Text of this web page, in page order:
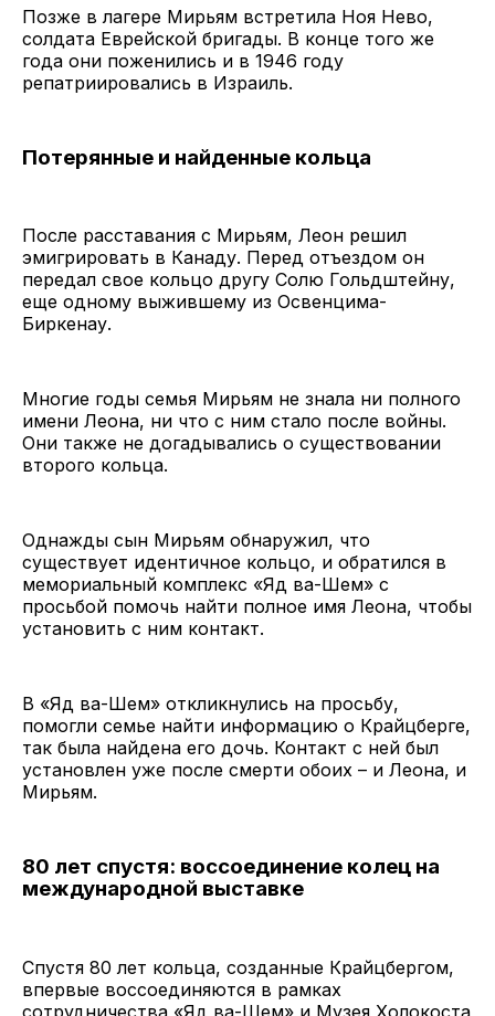
Позже в лагере Мирьям встретила Ноя Нево,
солдата Еврейской бригады. В конце того же
года они поженились и в 1946 году
репатриировались в Израиль.
Потерянные и найденные кольца
После расставания с Мирьям, Леон решил
эмигрировать в Канаду. Перед отъездом он
передал свое кольцо другу Солю Гольдштейну,
еще одному выжившему из Освенцима-
Биркенау.
Многие годы семья Мирьям не знала ни полного
имени Леона, ни что с ним стало после войны.
Они также не догадывались о существовании
второго кольца.
Однажды сын Мирьям обнаружил, что
существует идентичное кольцо, и обратился в
мемориальный комплекс «Яд ва-Шем» с
просьбой помочь найти полное имя Леона, чтобы
установить с ним контакт.
В «Яд ва-Шем» откликнулись на просьбу,
помогли семье найти информацию о Крайцберге,
так была найдена его дочь. Контакт с ней был
установлен уже после смерти обоих – и Леона, и
Мирьям.
80 лет спустя: воссоединение колец на
международной выставке
Спустя 80 лет кольца, созданные Крайцбергом,
впервые воссоединяются в рамках